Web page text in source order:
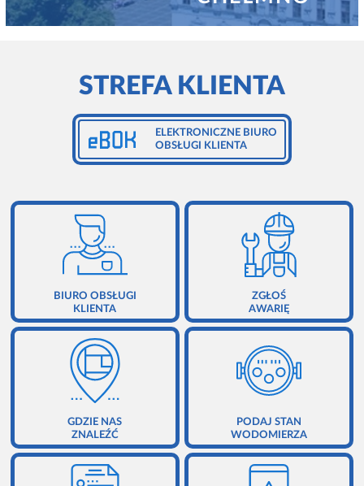
ZARZĄDZANIE NIERUCHOMOŚCIAMI
KONTAKT
REGULAMINY
POLITYKA PRYWATNOŚCI
STREFA KLIENTA
ELEKTRONICZNE BIURO
OBSŁUGI KLIENTA
BIURO OBSŁUGI
KLIENTA
ZGŁOŚ
AWARIĘ
GDZIE NAS
ZNALEŹĆ
PODAJ STAN
WODOMIERZA